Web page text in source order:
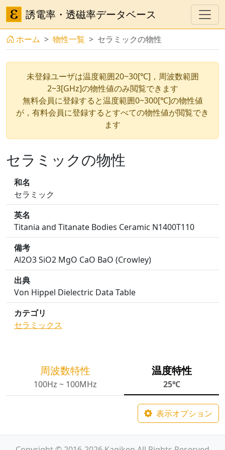
誘電率・透磁率データベース
ホーム 物性一覧 セラミックの物性
未登録ユーザは温度範囲20~30[℃]，周波数範囲
2~3[GHz]の物性値のみ閲覧できます
無料会員に登録すると温度範囲0~300[℃]の物性値
が，有料会員に登録するとすべての物性値が閲覧でき
ます
セラミックの物性
和名
セラミック
英名
Titania and Titanate Bodies Ceramic N1400T110
備考
Al2O3 SiO2 MgO CaO BaO (Crowley)
出典
Von Hippel Dielectric Data Table
カテゴリ
セラミックス
周波数特性
100Hz ~ 100MHz
温度特性
25℃
表示オプション